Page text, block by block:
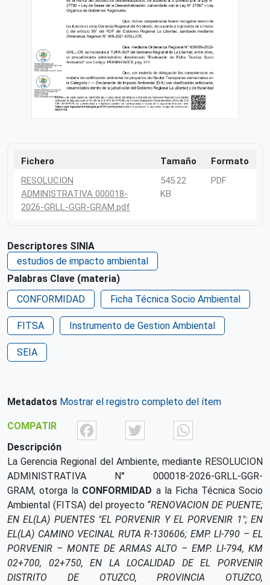
Fichero Tamaño
Formato
RESOLUCION
ADMINISTRATIVA 000018-
2026-GRLL-GGR-GRAM.pdf
545.22
KB
PDF
Descriptores SINIA
estudios de impacto ambiental
Palabras Clave (materia)
CONFORMIDAD
Ficha Técnica Socio Ambiental
FITSA Instrumento de Gestion Ambiental
SEIA
Metadatos Mostrar el registro completo del ítem
COMPATIR FacebookTwitter
Descripción
La Gerencia Regional del Ambiente, mediante RESOLUCION
ADMINISTRATIVA N° 000018-2026-GRLL-GGR-
GRAM, otorga la CONFORMIDAD a la Ficha Técnica Socio
Ambiental (FITSA) del proyecto “RENOVACION DE PUENTE;
EN EL(LA) PUENTES "EL PORVENIR Y EL PORVENIR 1"; EN
EL(LA) CAMINO VECINAL RUTA R-130606; EMP. LI-790 – EL
PORVENIR – MONTE DE ARMAS ALTO – EMP. LI-794, KM
02+700, 02+750, EN LA LOCALIDAD DE EL PORVENIR
DISTRITO DE OTUZCO, PROVINCIA OTUZCO,